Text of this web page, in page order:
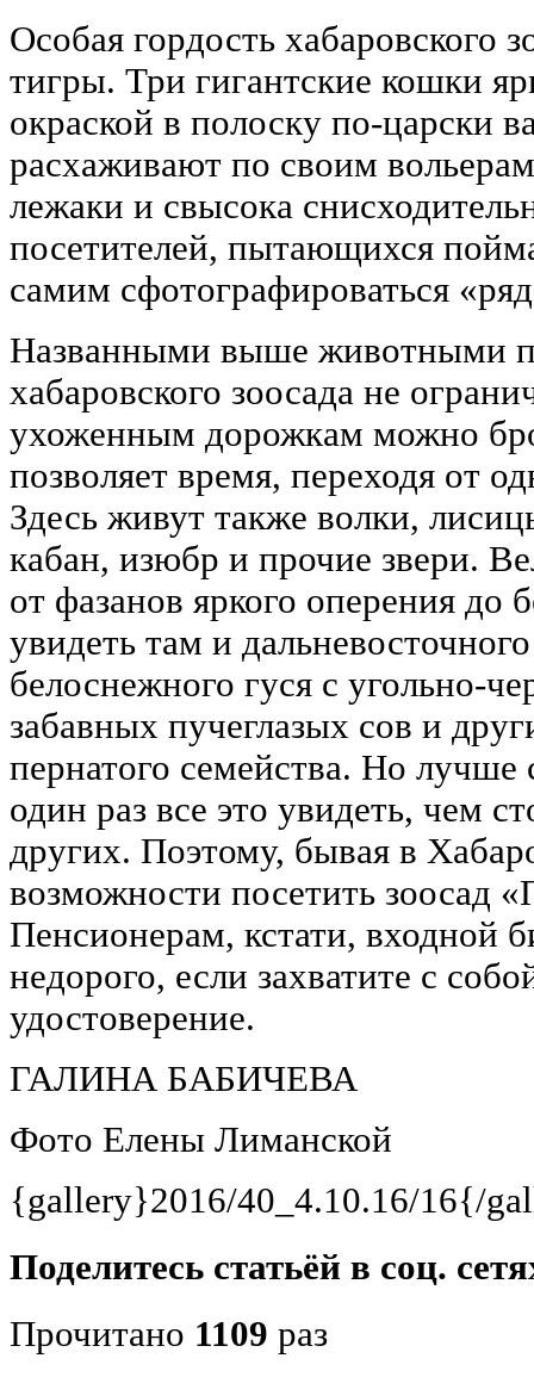
Особая гордость хабаровского
тигры. Три гигантские кошки
окраской в полоску по-царски
расхаживают по своим
лежаки и свысока
посетителей, пытающихся
самим сфотографироваться
Названными выше животными
хабаровского зоосада не
ухоженным дорожкам можно
позволяет время, переходя от
Здесь живут также волки,
кабан, изюбр и прочие звери.
от фазанов яркого оперения
увидеть там и
белоснежного гуся с угольно-
забавных пучеглазых сов и
пернатого семейства. Но лучше
один раз все это увидеть, чем
других. Поэтому, бывая в
возможности посетить зоосад
Пенсионерам, кстати, входной
недорого, если захватите с
удостоверение.
ГАЛИНА БАБИЧЕВА
Фото Елены Лиманской
{gallery}2016/40_4.10.16/16{/
Поделитесь статьёй в соц.
Прочитано 1109 раз